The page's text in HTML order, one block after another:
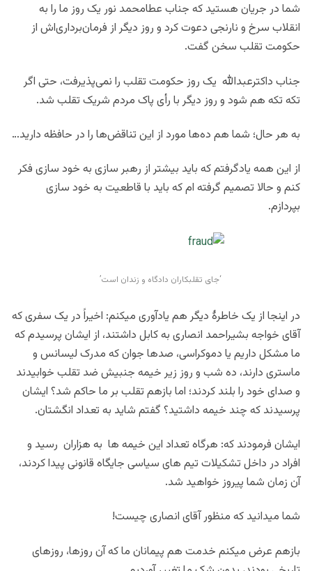
شما در جریان هستید که جناب عطامحمد نور یک روز ما را به
انقلاب سرخ و نارنجی دعوت کرد و روز دیگر از فرمان‌برداری‌اش از
حکومت تقلب سخن گفت.
جناب داکترعبدالله یک روز حکومت تقلب را نمی‌پذیرفت، حتی اگر
تکه تکه هم شود و روز دیگر با رأی پاک مردم شریک تقلب شد.
به هر حال؛ شما هم ده‌ها مورد از این تناقض‌ها را در حافظه دارید…
از این همه یادگرفتم که باید بیشتر از رهبر سازی به خود سازی فکر
کنم و حالا تصمیم گرفته ام که باید با قاطعیت به خود سازی
بپردازم.
‘جای تقلبکاران دادگاه و زندان است’
در اینجا از یک خاطرۀ دیگر هم یادآوری میکنم: اخیراً در یک سفری که
آقای خواجه بشیراحمد انصاری به کابل داشتند، از ایشان پرسیدم که
ما مشکل داریم یا دموکراسی، صدها جوان که مدرک لیسانس و
ماستری دارند، ده شب و روز زیر خیمه جنبیش ضد تقلب خوابیدند
و صدای خود را بلند کردند؛ اما بازهم تقلب بر ما حاکم شد؟ ایشان
پرسیدند که چند خیمه داشتید؟ گفتم شاید به تعداد انگشتان.
ایشان فرمودند که: هرگاه تعداد این خیمه ها به هزاران رسید و
افراد در داخل تشکیلات تیم های سیاسی جایگاه قانونی پیدا کردند،
آن زمان شما پیروز خواهید شد.
شما میدانید که منظور آقای انصاری چیست!
بازهم عرض میکنم خدمت هم پیمانان ما که آن روزها، روزهای